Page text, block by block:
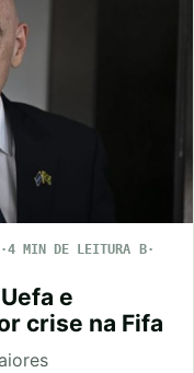
4 MIN DE LEITURA
e
crise na Fifa